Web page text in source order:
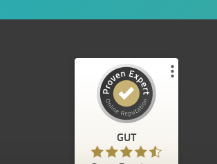
GUT
Kundenbewertungen und Erfahrungen zu
ProvenExpert.com
97
%
Empfehlungen auf